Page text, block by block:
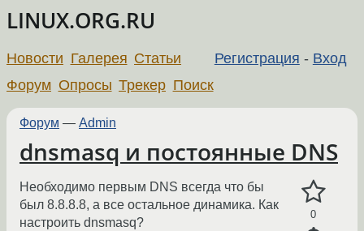
LINUX.ORG.RU
Регистрация - Вход
Новости Галерея Статьи
Форум Опросы Трекер Поиск
Форум — Admin
dnsmasq и постоянные DNS
0
Необходимо первым DNS всегда что бы
был 8.8.8.8, а все остальное динамика. Как
настроить dnsmasq?